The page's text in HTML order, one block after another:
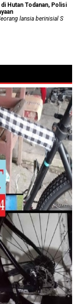
Hutan Todanan, Polisi
lansia berinisial S